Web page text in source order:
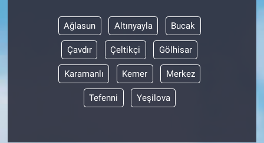
Ağlasun Altınyayla Bucak
Çavdır Çeltikçi Gölhisar
Karamanlı Kemer Merkez
Tefenni Yeşilova